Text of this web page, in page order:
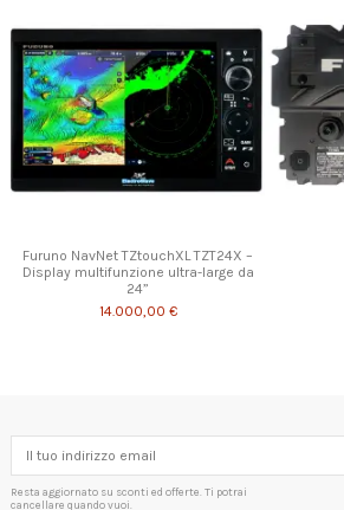
Furuno NavNet TZtouchXL TZT24X –
Display multifunzione ultra-large da
24”
14.000,00 €
Resta aggiornato su sconti ed offerte. Ti potrai
cancellare quando vuoi.